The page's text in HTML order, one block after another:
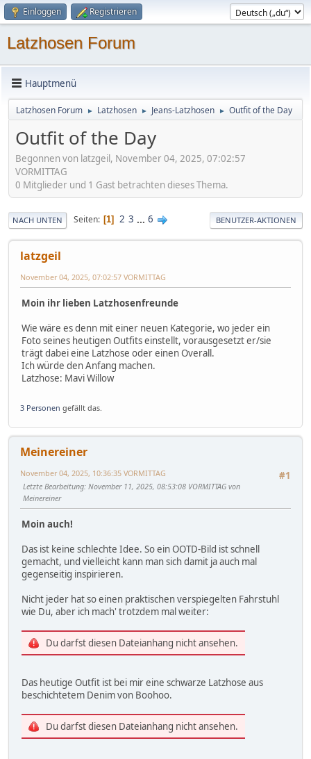
Einloggen Registrieren
Latzhosen Forum
Hauptmenü
Latzhosen Forum ► Latzhosen ► Jeans-Latzhosen ► Outfit of the Day
Outfit of the Day
Begonnen von latzgeil, November 04, 2025, 07:02:57
VORMITTAG
0 Mitglieder und 1 Gast betrachten dieses Thema.
NACH UNTEN Seiten 1 2 3 ... 6 BENUTZER-AKTIONEN
latzgeil
November 04, 2025, 07:02:57 VORMITTAG
Moin ihr lieben Latzhosenfreunde
Wie wäre es denn mit einer neuen Kategorie, wo jeder ein
Foto seines heutigen Outfits einstellt, vorausgesetzt er/sie
trägt dabei eine Latzhose oder einen Overall.
Ich würde den Anfang machen.
Latzhose: Mavi Willow
3 Personen gefällt das.
Meinereiner
#1
November 04, 2025, 10:36:35 VORMITTAG
Letzte Bearbeitung: November 11, 2025, 08:53:08 VORMITTAG von
Meinereiner
Moin auch!
Das ist keine schlechte Idee. So ein OOTD-Bild ist schnell
gemacht, und vielleicht kann man sich damit ja auch mal
gegenseitig inspirieren.
Nicht jeder hat so einen praktischen verspiegelten Fahrstuhl
wie Du, aber ich mach' trotzdem mal weiter:
Du darfst diesen Dateianhang nicht ansehen.
Das heutige Outfit ist bei mir eine schwarze Latzhose aus
beschichtetem Denim von Boohoo.
Du darfst diesen Dateianhang nicht ansehen.